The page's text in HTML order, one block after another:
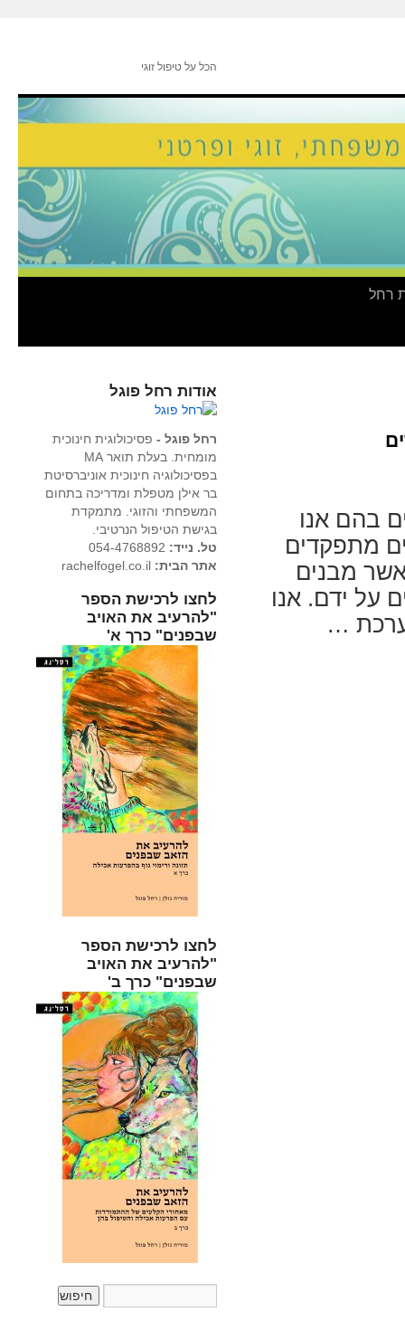
הכל על טיפול זוגי
רחל
בהם אנו
מתפקדים
מבנים
על ידם. אנו
…
אודות רחל פוגל
רחל פוגל - פסיכולוגית חינוכית
מומחית. בעלת תואר MA
בפסיכולוגיה חינוכית אוניברסיטת
בר אילן מטפלת ומדריכה בתחום
המשפחתי והזוגי. מתמקדת
בגישת הטיפול הנרטיבי.
טל. נייד:
אתר הבית:
לחצו לרכישת הספר
"להרעיב את האויב
שבפנים" כרך א'
לחצו לרכישת הספר
"להרעיב את האויב
שבפנים" כרך ב'